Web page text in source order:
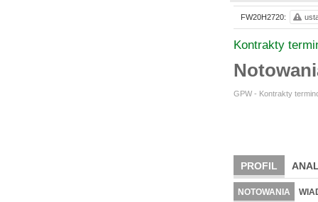
Kontrakty
GPW - Kontrakty
PROFIL
NOTOWANIA
FW20H2720: